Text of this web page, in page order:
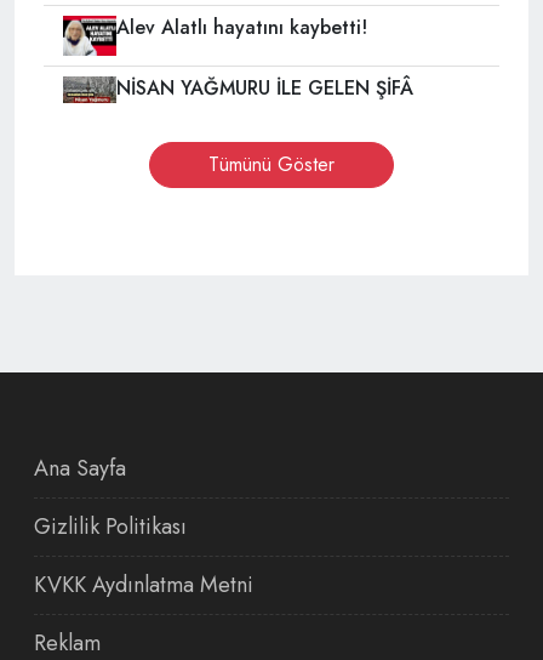
Alev Alatlı hayatını kaybetti!
NİSAN YAĞMURU İLE GELEN ŞİFÂ
Tümünü Göster
Ana Sayfa
Gizlilik Politikası
KVKK Aydınlatma Metni
Reklam